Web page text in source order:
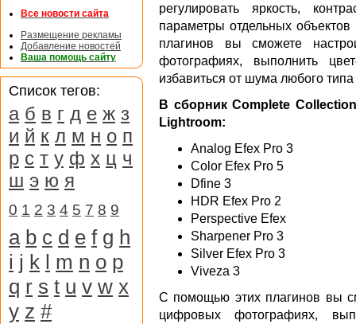
регулировать яркость,
параметры отдельных
плагинов вы сможете
фотографиях, выполнить
избавиться от шума любого
В сборник Complete
Lightroom:
Analog Efex Pro 3
Color Efex Pro 5
Dfine 3
HDR Efex Pro 2
Perspective Efex
Sharpener Pro 3
Silver Efex Pro 3
Viveza 3
С помощью этих плагинов вы
цифровых фотографиях,
Все новости сайта
Размещение рекламы
Добавление новостей
Ваша помощь сайту
Список тегов:
а б в г д е ж з
и й к л м н о п
р с т у ф х ц ч
ш э ю я
0 1 2 3 4 5 7 8 9
a b c d e f g h
i j k l m n o p
q r s t u v w x
y z #